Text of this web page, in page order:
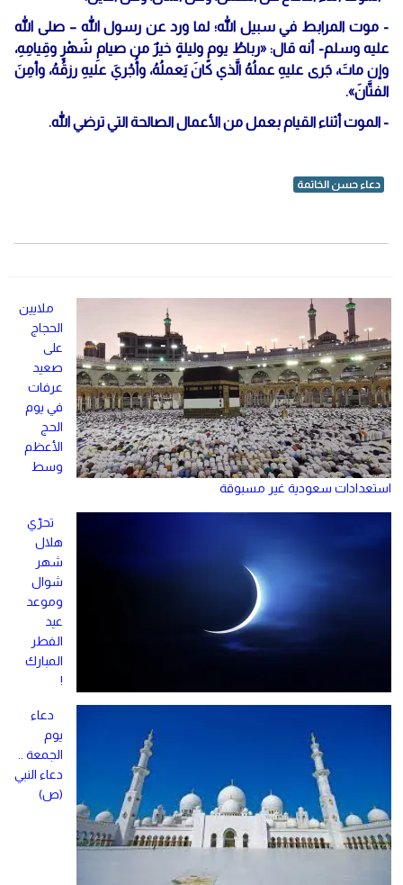
- موت المرابط في سبيل الله؛ لما ورد عن رسول الله – صلى الله
عليه وسلم- أنه قال: «رباطُ يومٍ وليلةٍ خيرٌ من صيامِ شَهْرٍ وقِيامِهِ،
وإن ماتَ، جَرى عليهِ عملُهُ الَّذي كانَ يَعملُهُ، وأُجْريَ عليهِ رزقُهُ، وأمِنَ
الفتَّانَ».
- الموت أثناء القيام بعمل من الأعمال الصالحة التي ترضي الله.
دعاء حسن الخاتمة
ملايين
الحجاج
على
صعيد
عرفات
في يوم
الحج
الأعظم
وسط
استعدادات سعودية غير مسبوقة
تحرّي
هلال
شهر
شوال
وموعد
عيد
الفطر
المبارك
!
دعاء
يوم
الجمعة ..
دعاء النبي
(ص)